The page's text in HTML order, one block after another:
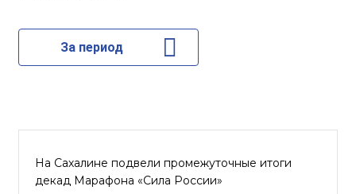
За период
На Сахалине подвели промежуточные итоги
декад Марафона «Сила России»